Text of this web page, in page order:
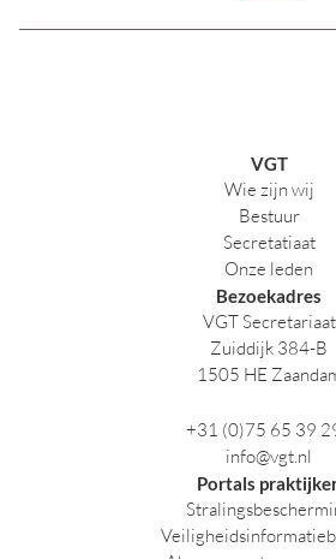
VGT
Wie zijn wij
Bestuur
Secretatiaat
Onze leden
Bezoekadres
VGT Secretariaat
Zuiddijk 384-B
1505 HE
+31 (0)75 65 39
info@vgt.nl
Portals